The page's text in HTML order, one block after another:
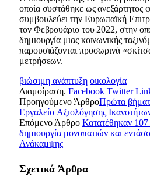
οποία συστάθηκε ως ανεξάρτητος
συμβουλεύει την Ευρωπαϊκή
τον Φεβρουάριο του 2022, στην
δημιουργία μιας κοινωνικής
παρουσιάζονται προσωρινά
μετρήσεων.
βιώσιμη ανάπτυξη οικολογία
Διαμοίραση. Facebook Twitter
Προηγούμενο ΆρθροΠρώτα
Εργαλείο Aξιολόγησης
Επόμενο Άρθρο Κατατέθηκαν 107
δημιουργία μονοπατιών και
Ανάκαμψης
Σχετικά Άρθρα